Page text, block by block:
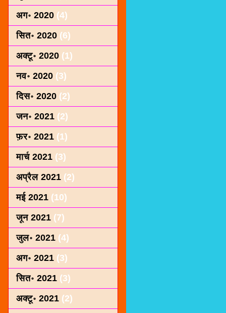
अग॰ 2020 (4)
सित॰ 2020 (6)
अक्टू॰ 2020 (1)
नव॰ 2020 (3)
दिस॰ 2020 (2)
जन॰ 2021 (2)
फ़र॰ 2021 (1)
मार्च 2021 (3)
अप्रैल 2021 (2)
मई 2021 (10)
जून 2021 (7)
जुल॰ 2021 (4)
अग॰ 2021 (3)
सित॰ 2021 (3)
अक्टू॰ 2021 (2)